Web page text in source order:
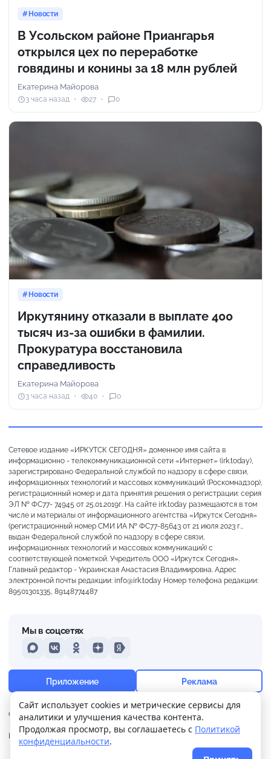
+27° Преимущественно ясно
Ощущается как +27
13 м/с 754 мм 62%
Новости
В Усольском районе Приангарья
открылся цех по переработке
говядины и конины за 18 млн рублей
Екатерина Майорова
3 часа назад 27 0
Новости
Иркутянину отказали в выплате 400
тысяч из-за ошибки в фамилии.
Прокуратура восстановила
справедливость
Екатерина Майорова
3 часа назад 40 0
Сетевое издание «ИРКУТСК СЕГОДНЯ» доменное имя сайта в
информационно - телекоммуникационной сети «Интернет» (irk.today),
зарегистрировано Федеральной службой по надзору в сфере связи,
информационных технологий и массовых коммуникаций (Роскомнадзор),
регистрационный номер и дата принятия решения о регистрации: серия
ЭЛ № ФС77- 74945 от 25.01.2019г. На сайте irk.today размещаются в том
числе и материалы от информационного агентства «Иркутск Сегодня»
(регистрационный номер СМИ ИА № ФС77-85643 от 21 июля 2023 г.,
выдан Федеральной службой по надзору в сфере связи,
информационных технологий и массовых коммуникаций) с
соответствующей пометкой. Учредитель ООО «Иркутск Сегодня».
Главный редактор - Украинская Анастасия Владимировна. Адрес
электронной почты редакции: info@irk.today Номер телефона редакции:
89501301335, 89148774487
О нас Контакты Прислать новость
Реклама
Политика
конфиденциальности
Мы в соцсетях
MAXVKontakteOdnoklassniki
DzenYandex
Приложение Реклама
Сайт использует cookies и метрические сервисы для
аналитики и улучшения качества контента.
Продолжая просмотр, вы соглашаетесь с Политикой
конфиденциальности.